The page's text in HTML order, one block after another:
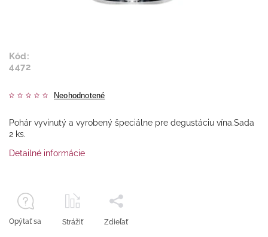
Kód:
4472
Neohodnotené
Pohár vyvinutý a vyrobený špeciálne pre degustáciu vína.Sada
2 ks.
Detailné informácie
Opýtať sa Strážiť Zdieľať